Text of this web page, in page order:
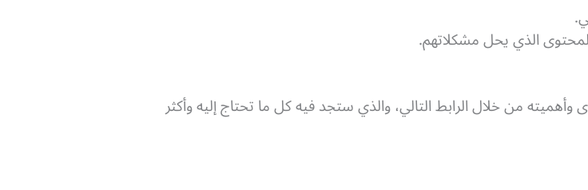
الذي يحل مشكلاتهم.
من خلال الرابط التالي، والذي ستجد فيه كل ما تحتاج إليه وأكثر